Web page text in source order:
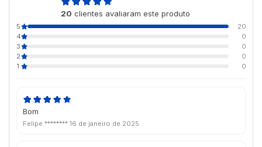
20 clientes avaliaram este produto
5
20
4
0
3
0
2
0
1
0
Bom
Felipe ******** 16 de janeiro de 2025